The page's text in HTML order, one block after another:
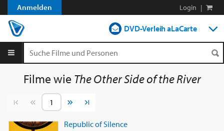
Anmelden Login |
DVD-Verleih aLaCarte
Streamen
Filme wie The Other Side of the River
Vorherige SeiteNächste Seite
Republic of Silence